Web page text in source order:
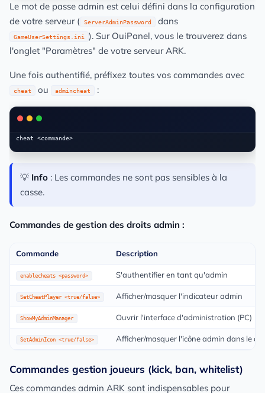
Le mot de passe admin est celui défini dans la configuration
de votre serveur ( ServerAdminPassword dans
GameUserSettings.ini
). Sur OuiPanel, vous le trouverez dans
l'onglet "Paramètres" de votre serveur ARK.
Une fois authentifié, préfixez toutes vos commandes avec
cheat ou admincheat :
💡 Info : Les commandes ne sont pas sensibles à la
casse.
Commandes de gestion des droits admin :
Commande Description
enablecheats <password> S'authentifier en tant qu'admin
SetCheatPlayer <true/false> Afficher/masquer l'indicateur admin
ShowMyAdminManager Ouvrir l'interface d'administration (PC)
SetAdminIcon <true/false> Afficher/masquer l'icône admin dans le
Commandes gestion joueurs (kick, ban, whitelist)
Ces commandes admin ARK sont indispensables pour